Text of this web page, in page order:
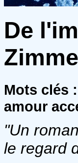
De
Mots clés
amour
"Un
le regard